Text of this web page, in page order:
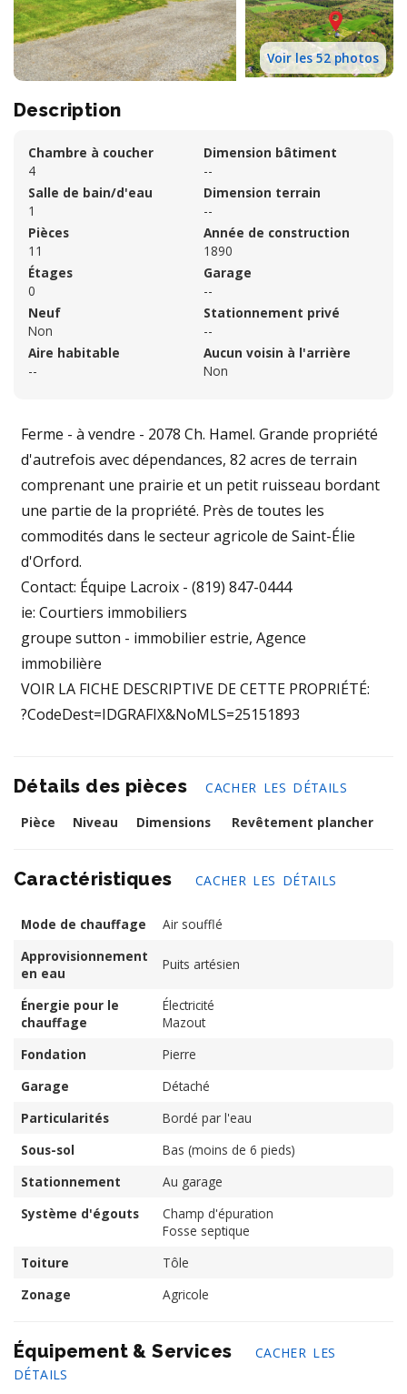
Voir les 52 photos
Description
Chambre à coucher
4
Salle de bain/d'eau
1
Pièces
11
Étages
0
Neuf
Non
Aire habitable
--
Dimension bâtiment
--
Dimension terrain
--
Année de construction
1890
Garage
--
Stationnement privé
--
Aucun voisin à l'arrière
Non
Ferme - à vendre - 2078 Ch. Hamel. Grande propriété
d'autrefois avec dépendances, 82 acres de terrain
comprenant une prairie et un petit ruisseau bordant
une partie de la propriété. Près de toutes les
commodités dans le secteur agricole de Saint-Élie
d'Orford.
Contact: Équipe Lacroix - (819) 847-0444
ie: Courtiers immobiliers
groupe sutton - immobilier estrie, Agence
immobilière
VOIR LA FICHE DESCRIPTIVE DE CETTE PROPRIÉTÉ:
?CodeDest=IDGRAFIX&NoMLS=25151893
Détails des pièces
CACHER LES DÉTAILS
Pièce
Niveau Dimensions Revêtement plancher
Caractéristiques CACHER LES DÉTAILS
Mode de chauffage
Air soufflé
Approvisionnement
en eau
Puits artésien
Énergie pour le
chauffage
Électricité
Mazout
Fondation
Pierre
Garage
Détaché
Particularités
Bordé par l'eau
Sous-sol
Bas (moins de 6 pieds)
Stationnement
Au garage
Système d'égouts
Champ d'épuration
Fosse septique
Toiture
Tôle
Zonage
Agricole
Équipement & Services
CACHER LES
DÉTAILS